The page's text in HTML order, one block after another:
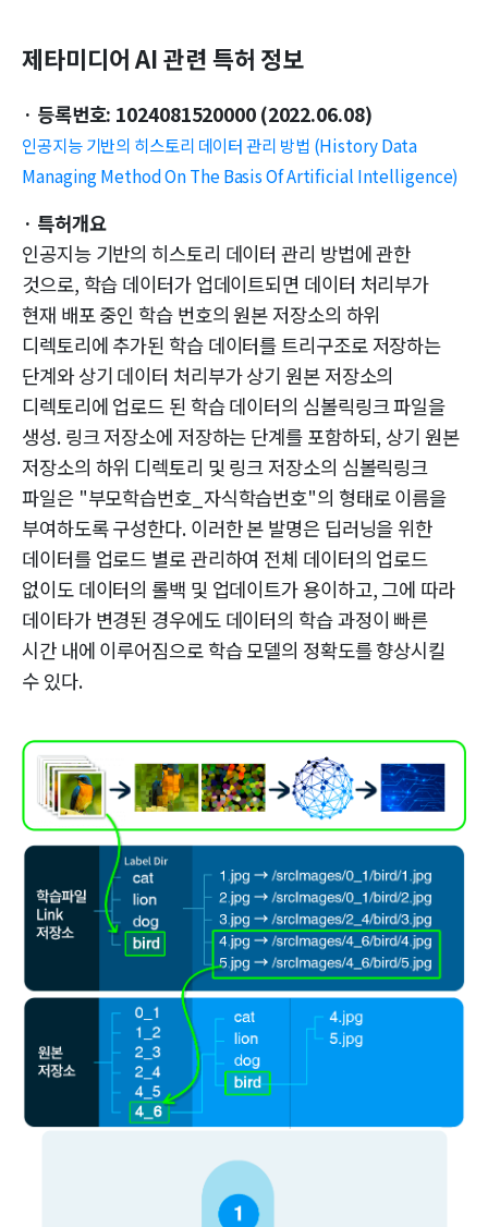
제타미디어 AI 관련 특허 정보
· 등록번호: 1024081520000 (2022.06.08)
인공지능 기반의 히스토리 데이터 관리 방법 (History Data
Managing Method On The Basis Of Artificial Intelligence)
· 특허개요
인공지능 기반의 히스토리 데이터 관리 방법에 관한
것으로, 학습 데이터가 업데이트되면 데이터 처리부가
현재 배포 중인 학습 번호의 원본 저장소의 하위
디렉토리에 추가된 학습 데이터를 트리구조로 저장하는
단계와 상기 데이터 처리부가 상기 원본 저장소의
디렉토리에 업로드 된 학습 데이터의 심볼릭링크 파일을
생성. 링크 저장소에 저장하는 단계를 포함하되, 상기 원본
저장소의 하위 디렉토리 및 링크 저장소의 심볼릭링크
파일은 "부모학습번호_자식학습번호"의 형태로 이름을
부여하도록 구성한다. 이러한 본 발명은 딥러닝을 위한
데이터를 업로드 별로 관리하여 전체 데이터의 업로드
없이도 데이터의 롤백 및 업데이트가 용이하고, 그에 따라
데이타가 변경된 경우에도 데이터의 학습 과정이 빠른
시간 내에 이루어짐으로 학습 모델의 정확도를 향상시킬
수 있다.